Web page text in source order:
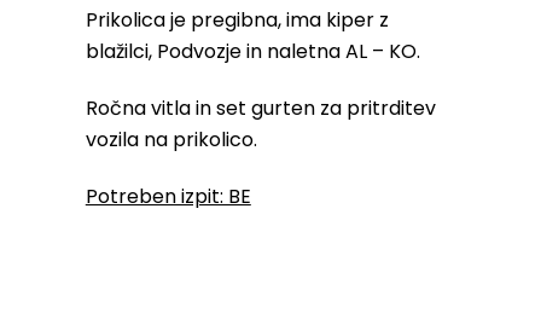
Prikolica je pregibna, ima kiper z
blažilci, Podvozje in naletna AL – KO.
Ročna vitla in set gurten za pritrditev
vozila na prikolico.
Potreben izpit: BE